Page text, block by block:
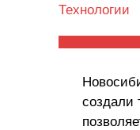
Технологии
создали